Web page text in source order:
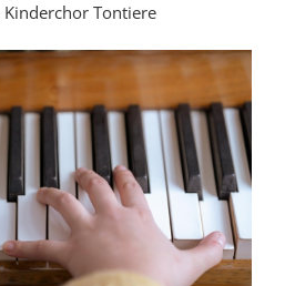
Kinderchor Tontiere